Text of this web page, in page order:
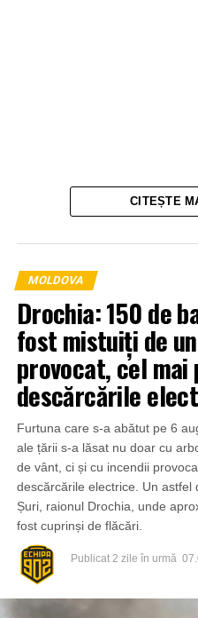
CITEȘTE
MOLDOVA
Drochia: 150 de
fost mistuiți de
provocat, cel mai
descărcările
Furtuna care s-a abătut pe 6
ale țării s-a lăsat nu doar cu
de vânt, ci și cu incendii
descărcările electrice. Un
Șuri, raionul Drochia, unde
fost cuprinși de flăcări.
Publicat 2 zile în urmă